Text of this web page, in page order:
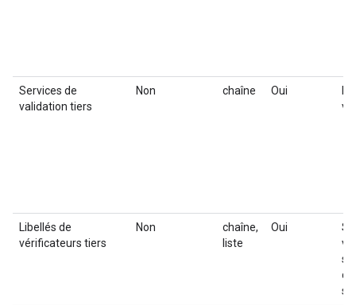
Services de
validation tiers
Non chaîne Oui
Libellés de
vérificateurs tiers
Non
chaîne,
liste
Oui
Si